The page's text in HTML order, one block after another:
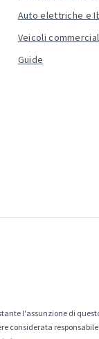
Auto elettriche e
Veicoli
Guide
l'assunzione di
considerata